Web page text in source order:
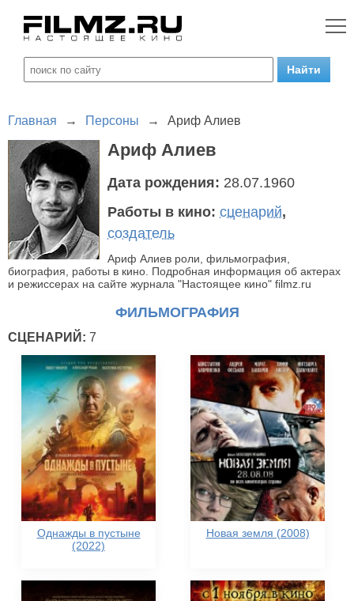
Главная → Персоны → Ариф Алиев
Ариф Алиев
Дата рождения: 28.07.1960
Работы в кино: сценарий,
создатель
Ариф Алиев роли, фильмография,
биография, работы в кино. Подробная информация об актерах
и режиссерах на сайте журнала "Настоящее кино" filmz.ru
ФИЛЬМОГРАФИЯ
СЦЕНАРИЙ: 7
Однажды в пустыне
(2022)
Новая земля (2008)